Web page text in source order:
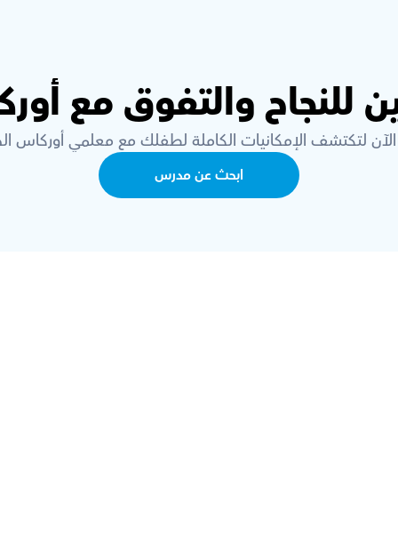
للنجاح والتفوق مع
الآن لتكتشف الإمكانيات الكاملة لطفلك مع معلمي أوركاس
ابحث عن مدرس